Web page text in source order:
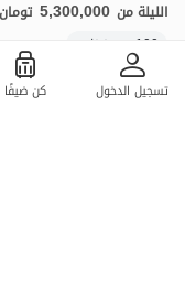
تسجيل الدخول كن ضيفًا
OpenStreetMap
الليلة من 5,300,000 تومان
100+ حجز ناجح